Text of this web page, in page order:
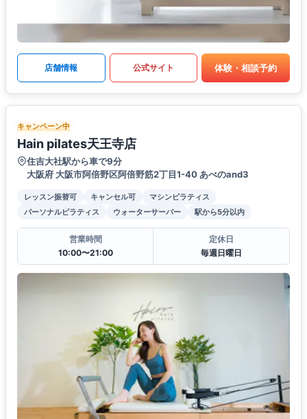
店舗情報 公式サイト 体験・相談予約
キャンペーン中
Hain pilates天王寺店
住吉大社駅から車で9分
大阪府 大阪市阿倍野区阿倍野筋2丁目1-40 あべのand3
レッスン振替可 キャンセル可
マシンピラティス
パーソナルピラティス
ウォーターサーバー 駅から5分以内
営業時間
10:00〜21:00
定休日
毎週日曜日